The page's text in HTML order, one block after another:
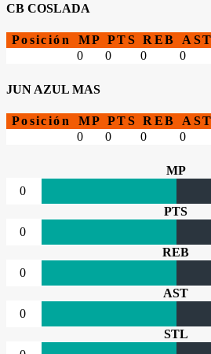
CB COSLADA
Posición MP PTS REB AST
0
0 0 0
JUN AZUL MAS
Posición MP PTS REB AST
0
0 0 0
MP
0
PTS
0
REB
0
AST
0
STL